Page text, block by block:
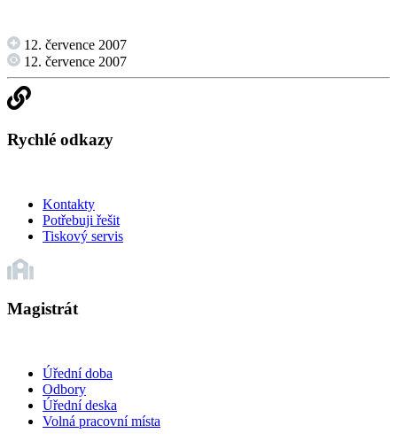
12. července 2007
12. července 2007
Rychlé odkazy
Kontakty
Potřebuji řešit
Tiskový servis
Magistrát
Úřední doba
Odbory
Úřední deska
Volná pracovní místa